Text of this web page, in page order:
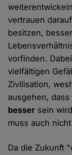
vertrauen
besitzen,
vorfinden.
vielfältigen
Zivilisation,
ausgehen,
besser sein
muss auch nicht
Da die Zukunft